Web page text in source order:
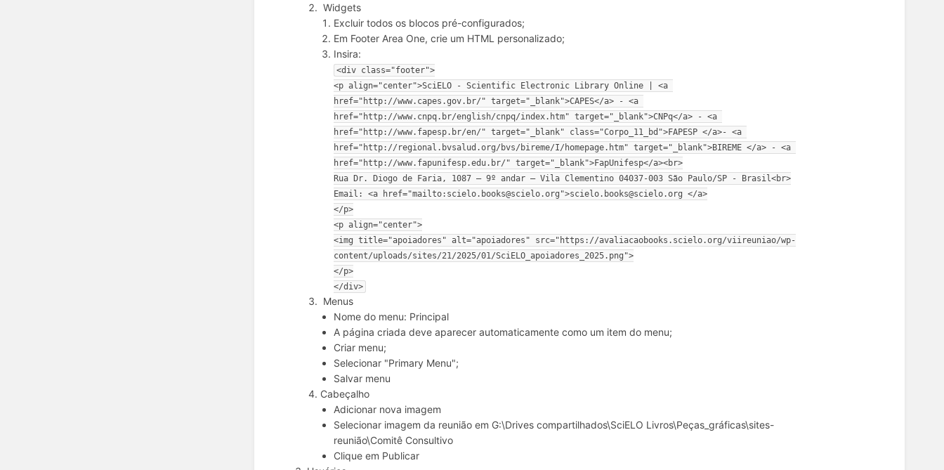
Widgets
Excluir todos os blocos pré-configurados;
Em Footer Area One, crie um HTML personalizado;
Insira:
<div class="footer">
<p align="center">SciELO - Scientific Electronic Library Online | <a
href="http://www.capes.gov.br/" target="_blank">CAPES</a> - <a
href="http://www.cnpq.br/english/cnpq/index.htm" target="_blank">CNPq</a> - <a
href="http://www.fapesp.br/en/" target="_blank" class="Corpo_11_bd">FAPESP </a>- <a
href="http://regional.bvsalud.org/bvs/bireme/I/homepage.htm" target="_blank">BIREME </a> - <a
href="http://www.fapunifesp.edu.br/" target="_blank">FapUnifesp</a><br>
Rua Dr. Diogo de Faria, 1087 – 9º andar – Vila Clementino 04037-003 São Paulo/SP - Brasil<br>
Email: <a href="mailto:scielo.books@scielo.org">scielo.books@scielo.org </a>
</p>
<p align="center">
<img title="apoiadores" alt="apoiadores" src="https://avaliacaobooks.scielo.org/viireuniao/wp-
content/uploads/sites/21/2025/01/SciELO_apoiadores_2025.png">
</p>
</div>
Menus
Nome do menu: Principal
A página criada deve aparecer automaticamente como um item do menu;
Criar menu;
Selecionar "Primary Menu";
Salvar menu
Cabeçalho
Adicionar nova imagem
Selecionar imagem da reunião em G:\Drives compartilhados\SciELO Livros\Peças_gráficas\sites-
reunião\Comitê Consultivo
Clique em Publicar